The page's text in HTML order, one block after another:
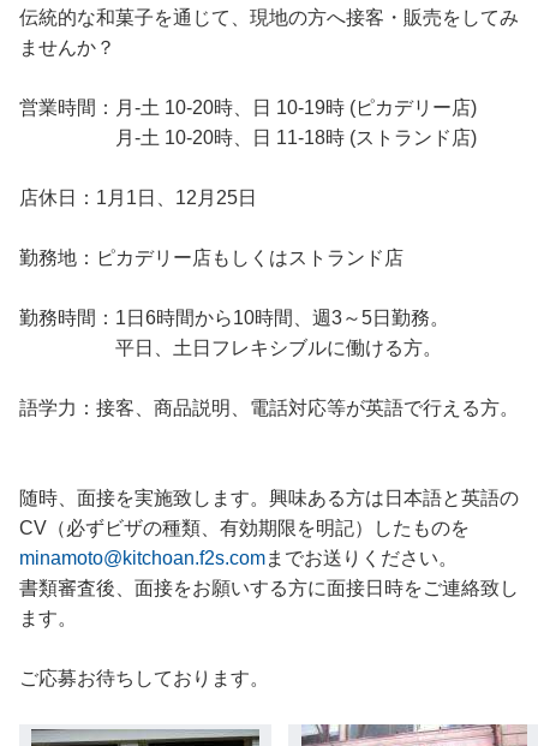
伝統的な和菓子を通じて、現地の方へ接客・販売をしてみ
ませんか？
営業時間：月-土 10-20時、日 10-19時 (ピカデリー店)
月-土 10-20時、日 11-18時 (ストランド店)
店休日：1月1日、12月25日
勤務地：ピカデリー店もしくはストランド店
勤務時間：1日6時間から10時間、週3～5日勤務。
平日、土日フレキシブルに働ける方。
語学力：接客、商品説明、電話対応等が英語で行える方。
随時、面接を実施致します。興味ある方は日本語と英語の
CV（必ずビザの種類、有効期限を明記）したものを
minamoto@kitchoan.f2s.comまでお送りください。
書類審査後、面接をお願いする方に面接日時をご連絡致し
ます。
ご応募お待ちしております。